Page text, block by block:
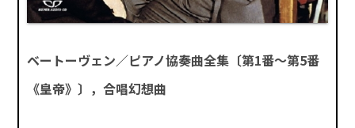
ベートーヴェン／ピアノ協奏曲全集〔第1番～第5番
《皇帝》〕，合唱幻想曲